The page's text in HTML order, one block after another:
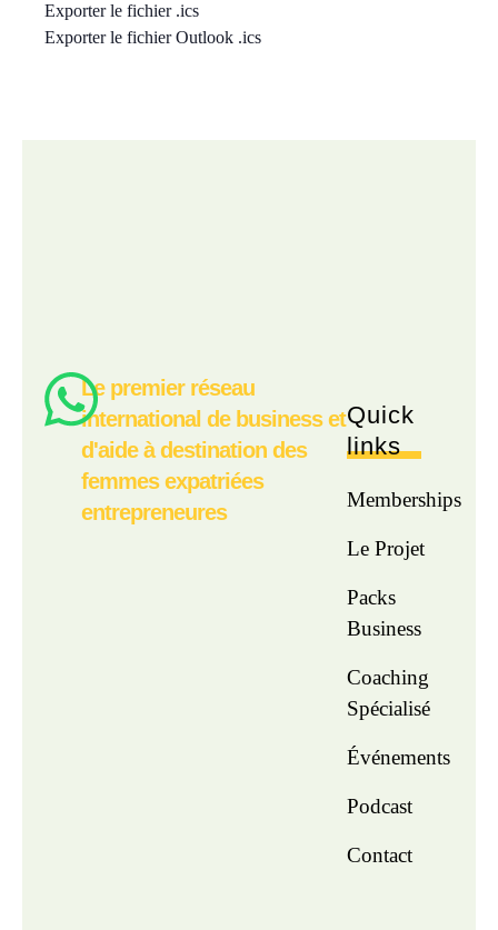
Exporter le fichier .ics
Exporter le fichier Outlook .ics
Le premier réseau
international de business et
d'aide à destination des
femmes expatriées
entrepreneures
Quick
links
Memberships
Le Projet
Packs
Business
Coaching
Spécialisé
Événements
Podcast
Contact